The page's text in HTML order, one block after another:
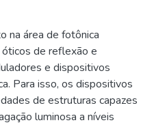
na área de fotônica
de reflexão e
e dispositivos
Para isso, os dispositivos
de estruturas capazes
luminosa a níveis